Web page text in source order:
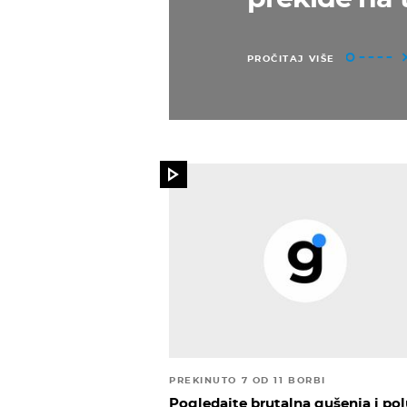
PROČITAJ VIŠE
PREKINUTO 7 OD 11 BORBI
Pogledajte brutalna gušenja i